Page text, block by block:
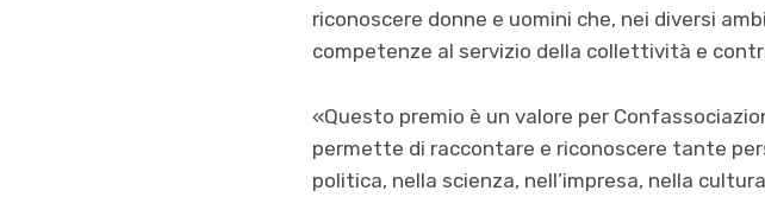
riconoscere donne e uomini che, nei diversi
competenze al servizio della collettività e
«Questo premio è un valore per
permette di raccontare e riconoscere tante
politica, nella scienza, nell’impresa, nella